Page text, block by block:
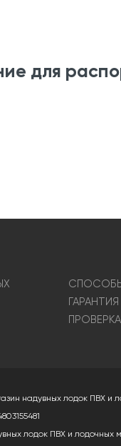
для
надувных лодок ПВХ и
лодок ПВХ и лодочных